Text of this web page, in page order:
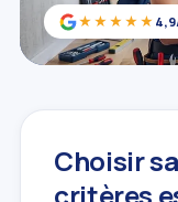
★★★★★
Choisir